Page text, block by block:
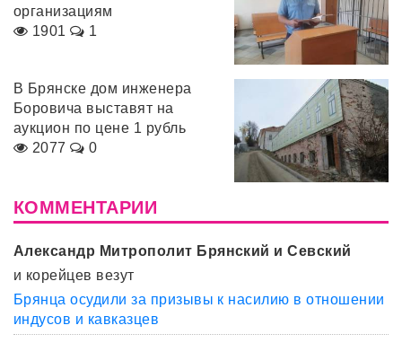
организациям
1901
1
В Брянске дом инженера
Боровича выставят на
аукцион по цене 1 рубль
2077
0
КОММЕНТАРИИ
Александр Митрополит Брянский и Севский
и корейцев везут
Брянца осудили за призывы к насилию в отношении
индусов и кавказцев